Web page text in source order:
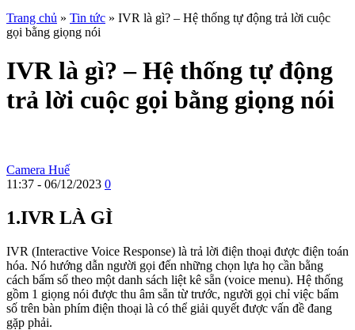
Trang chủ » Tin tức » IVR là gì? – Hệ thống tự động trả lời cuộc
gọi bằng giọng nói
IVR là gì? – Hệ thống tự động
trả lời cuộc gọi bằng giọng nói
Camera Huế
11:37 - 06/12/2023 0
1.IVR LÀ GÌ
IVR (Interactive Voice Response) là trả lời điện thoại được điện toán
hóa. Nó hướng dẫn người gọi đến những chọn lựa họ cần bằng
cách bấm số theo một danh sách liệt kê sẵn (voice menu). Hệ thống
gồm 1 giọng nói được thu âm sẵn từ trước, người gọi chỉ việc bấm
số trên bàn phím điện thoại là có thể giải quyết được vấn đề đang
gặp phải.